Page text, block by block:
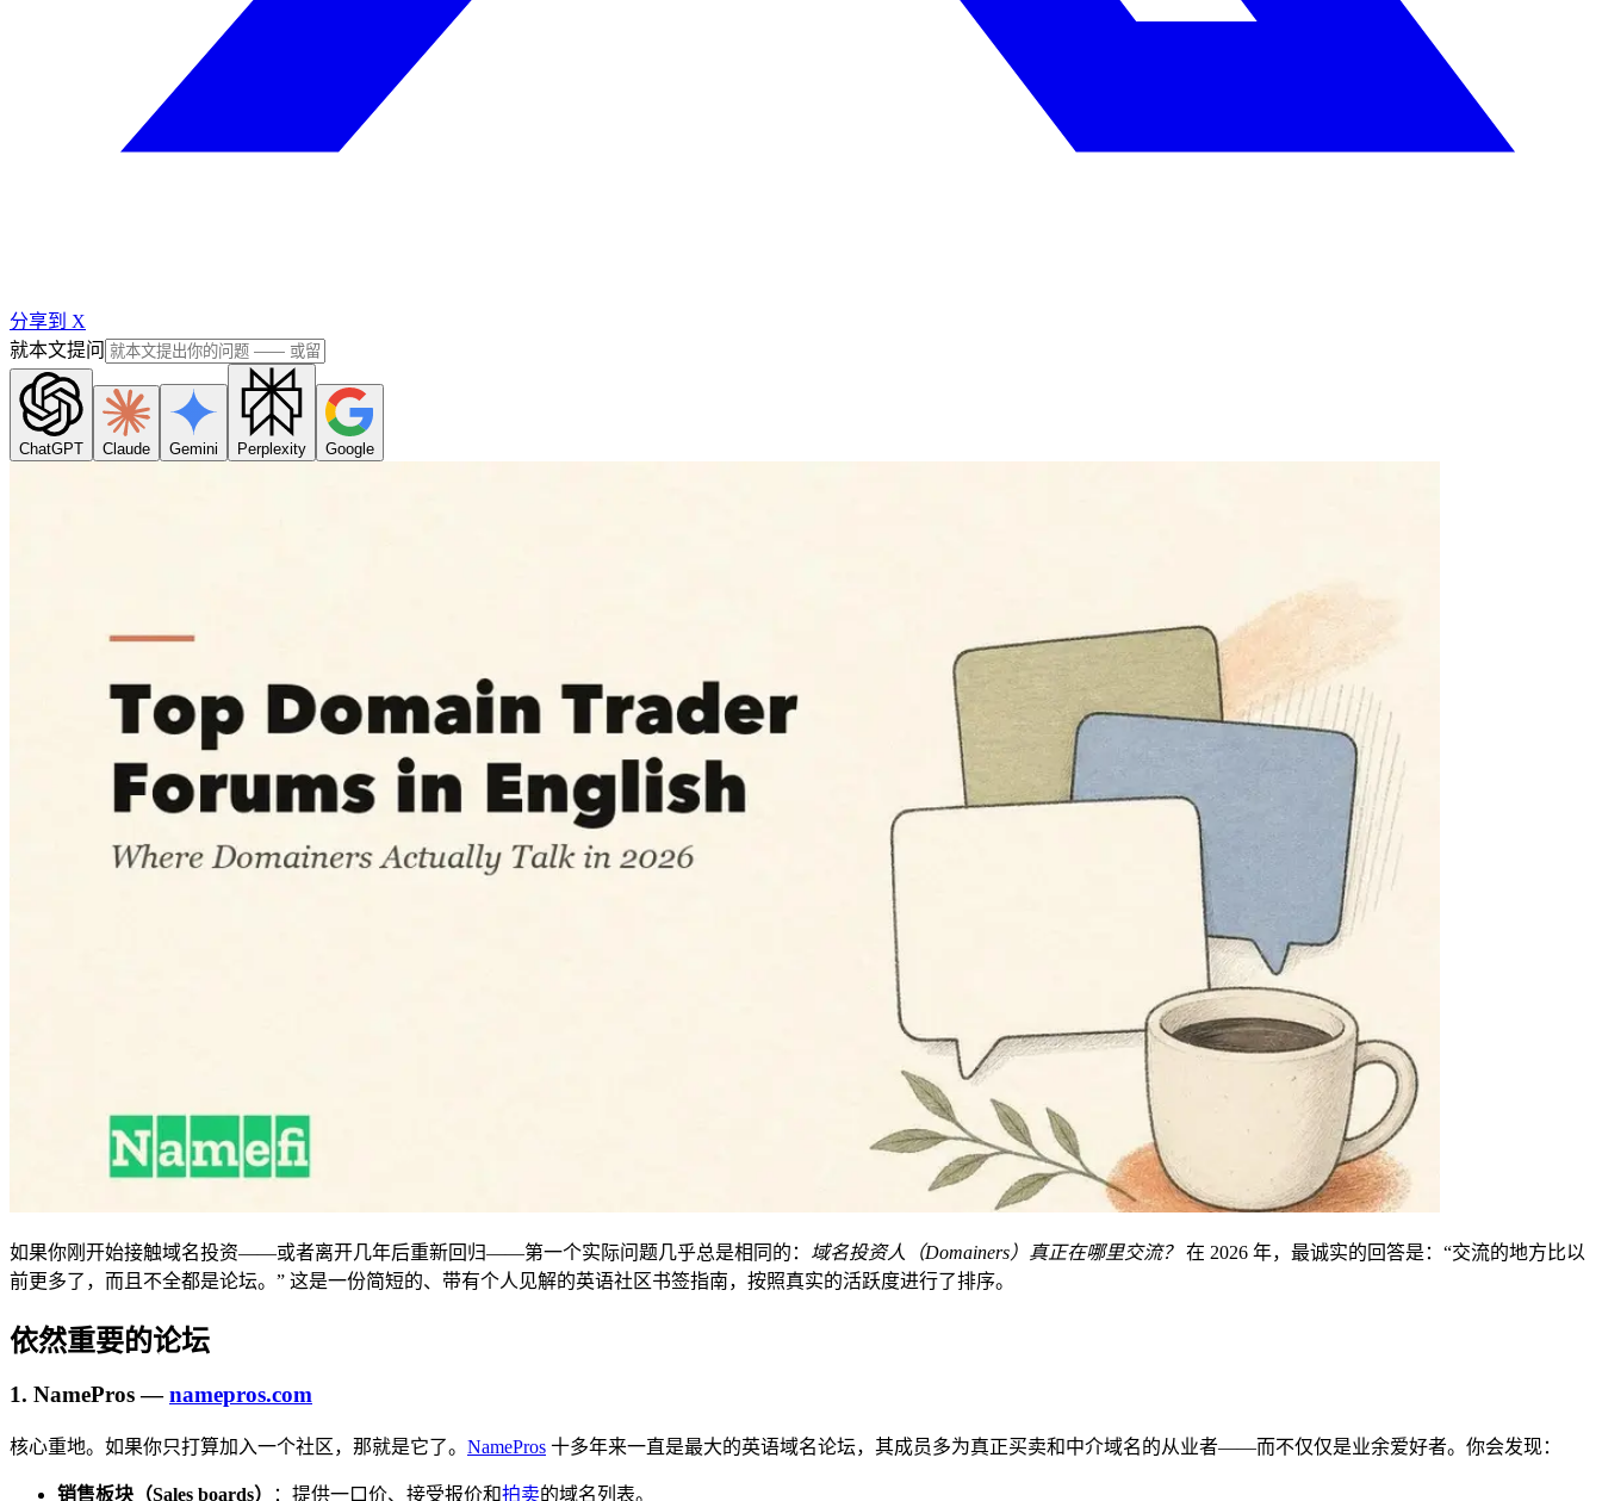
分享到 X
就本文提问
ChatGPT Claude Gemini Perplexity Google
如果你刚开始接触域名投资——或者离开几年后重新回归——第一个实际问题几乎总是相同的： 域名投资人（Domainers）真正在哪里交流？ 在 2026 年，最诚实的回答是：“交流的地方比以
前更多了，而且不全都是论坛。” 这是一份简短的、带有个人见解的英语社区书签指南，按照真实的活跃度进行了排序。
依然重要的论坛
1. NamePros —namepros.com
核心重地。如果你只打算加入一个社区，那就是它了。 NamePros 十多年来一直是最大的英语域名论坛，其成员多为真正买卖和中介域名的从业者——而不仅仅是业余爱好者。你会发现：
销售板块（Sales boards） ：提供一口价、接受报价和拍卖的域名列表。